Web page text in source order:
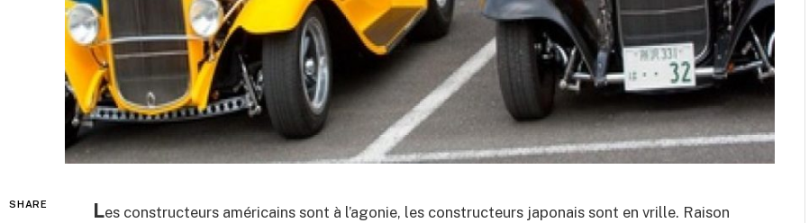
SHARE Les constructeurs américains sont à l’agonie, les constructeurs japonais sont en vrille. Raison